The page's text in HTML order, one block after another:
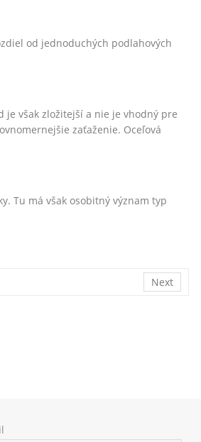
od jednoduchých podlahových
je však zložitejší a nie je vhodný pre
zaťaženie. Oceľová
Tu má však osobitný význam typ
Next